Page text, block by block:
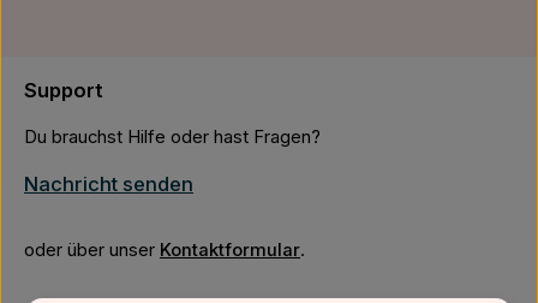
Support
Du brauchst Hilfe oder hast Fragen?
Nachricht senden
oder über unser Kontaktformular.